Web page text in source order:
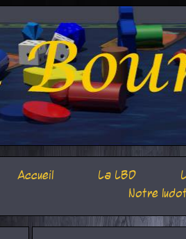
Accueil La LBD
Notre